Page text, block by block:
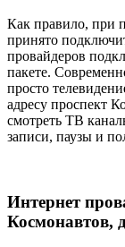
Как правило, при
принято
провайдеров
пакете.
просто
адресу проспект
смотреть ТВ
записи, паузы и
Интернет
Космонавтов,